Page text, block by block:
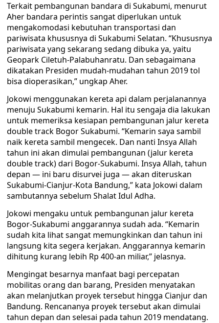
Terkait pembangunan bandara di Sukabumi, menurut
Aher bandara perintis sangat diperlukan untuk
mengakomodasi kebutuhan transportasi dan
pariwisata khususnya di Sukabumi Selatan. “Khususnya
pariwisata yang sekarang sedang dibuka ya, yaitu
Geopark Ciletuh-Palabuhanratu. Dan sebagaimana
dikatakan Presiden mudah-mudahan tahun 2019 tol
bisa dioperasikan,” ungkap Aher.
Jokowi menggunakan kereta api dalam perjalanannya
menuju Sukabumi kemarin. Hal itu sengaja dia lakukan
untuk memeriksa kesiapan pembangunan jalur kereta
double track Bogor Sukabumi. “Kemarin saya sambil
naik kereta sambil mengecek. Dan nanti Insya Allah
tahun ini akan dimulai pembangunan (jalur kereta
double track) dari Bogor-Sukabumi. Insya Allah, tahun
depan — ini baru disurvei juga — akan diteruskan
Sukabumi-Cianjur-Kota Bandung,” kata Jokowi dalam
sambutannya sebelum Shalat Idul Adha.
Jokowi mengaku untuk pembangunan jalur kereta
Bogor-Sukabumi anggarannya sudah ada. “Kemarin
sudah kita lihat sangat memungkinkan dan tahun ini
langsung kita segera kerjakan. Anggarannya kemarin
dihitung kurang lebih Rp 400-an miliar,” jelasnya.
Mengingat besarnya manfaat bagi percepatan
mobilitas orang dan barang, Presiden menyatakan
akan melanjutkan proyek tersebut hingga Cianjur dan
Bandung. Rencananya proyek tersebut akan dimulai
tahun depan dan selesai pada tahun 2019 mendatang.